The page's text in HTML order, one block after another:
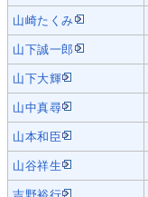
山崎たくみ
山下誠一郎
山下大輝
山中真尋
山本和臣
山谷祥生